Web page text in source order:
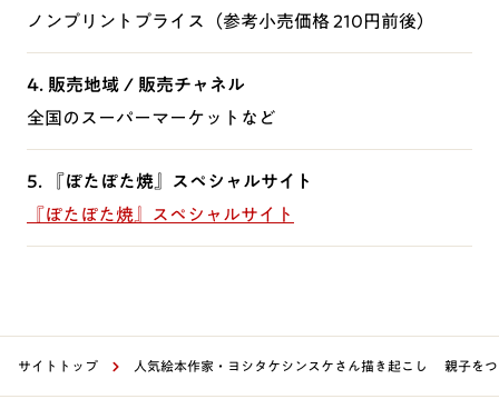
ノンプリントプライス（参考小売価格 210円前後）
4. 販売地域 / 販売チャネル
全国のスーパーマーケットなど
5. 『ぽたぽた焼』スペシャルサイト
『ぽたぽた焼』スペシャルサイト
サイトトップ 人気絵本作家・ヨシタケシンスケさん描き起こし 親子を